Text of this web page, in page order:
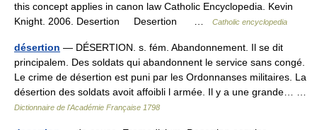
this concept applies in canon law Catholic Encyclopedia. Kevin
Knight. 2006. Desertion Desertion …
Catholic encyclopedia
désertion — DÉSERTION. s. fém. Abandonnement. Il se dit
principalem. Des soldats qui abandonnent le service sans congé.
Le crime de désertion est puni par les Ordonnanses militaires. La
désertion des soldats avoit affoibli l armée. Il y a une grande… …
Dictionnaire de l'Académie Française 1798